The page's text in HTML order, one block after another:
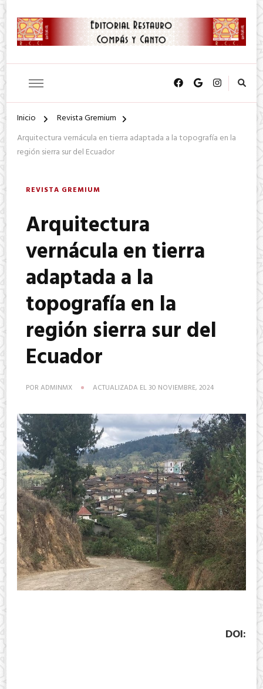
Inicio
Revista Gremium
Arquitectura vernácula en tierra adaptada a la topografía en la
región sierra sur del Ecuador
REVISTA GREMIUM
Arquitectura
vernácula en tierra
adaptada a la
topografía en la
región sierra sur del
Ecuador
POR ADMINMX ACTUALIZADA EL 30 NOVIEMBRE, 2024
DOI: